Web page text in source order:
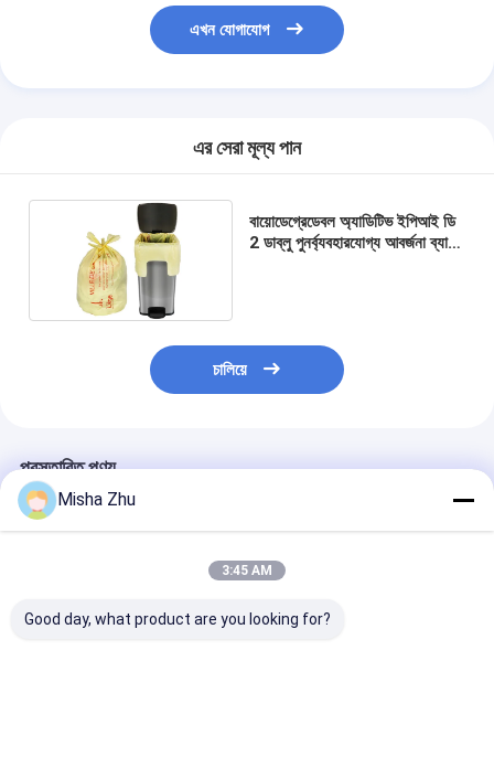
এখন যোগাযোগ
এর সেরা মূল্য পান
বায়োডেগ্রেডেবল অ্যাডিটিভ ইপিআই ডি
2 ডাব্লু পুনর্ব্যবহারযোগ্য আবর্জনা ব্যাগ
চালিয়ে
প্রস্তাবিত পণ্য
Misha Zhu
3:45 AM
Good day, what product are you looking for?